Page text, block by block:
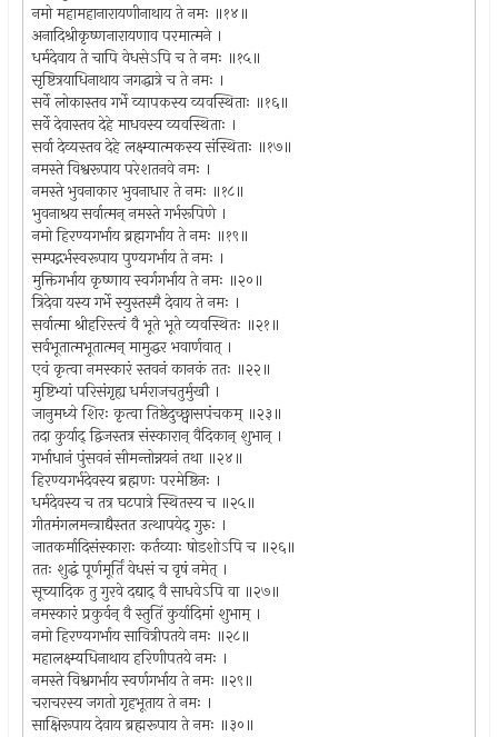
नमो महामहानारायणीनाथाय ते नमः ॥१४॥
अनादिश्रीकृष्णनारायणाव परमात्मने ।
धर्मदेवाय ते चापि वेधसेऽपि च ते नमः ॥१५॥
सृष्टित्रयाधिनाथाय जगद्धात्रे च ते नमः ।
सर्वे लोकास्तव गर्भे व्यापकस्य व्यवस्थिताः ॥१६॥
सर्वे देवास्तव देहे माधवस्य व्यवस्थिताः ।
सर्वा देव्यस्तव देहे लक्ष्म्यात्मकस्य संस्थिताः ॥१७॥
नमस्ते विश्वरूपाय परेशतनवे नमः ।
नमस्ते भुवनाकार भुवनाधार ते नमः ॥१८॥
भुवनाश्रय सर्वात्मन् नमस्ते गर्भरूपिणे ।
नमो हिरण्यगर्भाय ब्रह्मगर्भाय ते नमः ॥१९॥
सम्पद्गर्भस्वरूपाय पुण्यगर्भाय ते नमः ।
मुक्तिगर्भाय कृष्णाय स्वर्गगर्भाय ते नमः ॥२०॥
त्रिदेवा यस्य गर्भे स्युस्तस्मै देवाय ते नमः ।
सर्वात्मा श्रीहरिस्त्वं वै भूते भूते व्यवस्थितः ॥२१॥
सर्वभूतात्मभूतात्मन् मामुद्धर भवार्णवात् ।
एवं कृत्वा नमस्कारं स्तवनं कानकं ततः ॥२२॥
मुष्टिभ्यां परिसंगृह्य धर्मराजचतुर्मुखौ ।
जानुमध्ये शिरः कृत्वा तिष्ठेदुच्छ्वासपंचकम् ॥२३॥
तदा कुर्याद् द्विजस्तत्र संस्कारान् वैदिकान् शुभान् ।
गर्भाधानं पुंसवनं सीमन्तोन्नयनं तथा ॥२४॥
हिरण्यगर्भदेवस्य ब्रह्मणः परमेष्ठिनः ।
धर्मदेवस्य च तत्र घटपात्रे स्थितस्य च ॥२५॥
गीतमंगलमन्त्राद्यैस्तत उत्थापयेद् गुरुः ।
जातकर्मादिसंस्काराः कर्तव्याः षोडशोऽपि च ॥२६॥
ततः शुद्धं पूर्णमूर्तिं वेधसं च वृषं नमेत् ।
सूच्यादिक तु गुरवे दद्याद् वै साधवेऽपि वा ॥२७॥
नमस्कारं प्रकुर्वन् वै स्तुतिं कुर्यादिमां शुभाम् ।
नमो हिरण्यगर्भाय सावित्रीपतये नमः ॥२८॥
महालक्ष्म्यधिनाथाय हरिणीपतये नमः ।
नमस्ते विश्वगर्भाय स्वर्णगर्भाय ते नमः ॥२९॥
चराचरस्य जगतो गृहभूताय ते नमः ।
साक्षिरूपाय देवाय ब्रह्मरूपाय ते नमः ॥३०॥